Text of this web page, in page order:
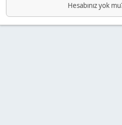
Hesabınız yok